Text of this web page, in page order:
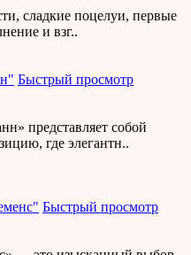
сладкие поцелуи, первые
и взг..
Быстрый просмотр
представляет собой
где элегантн..
Быстрый просмотр